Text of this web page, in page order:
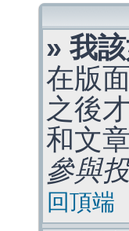
» 我
在版
之後
和文
參與
回頂端